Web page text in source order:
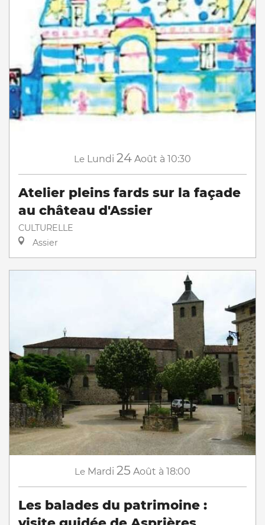
Le Lundi 24 Août à 10:30
Atelier pleins fards sur la façade
au château d'Assier
CULTURELLE
Assier
Le Mardi 25 Août à 18:00
Les balades du patrimoine :